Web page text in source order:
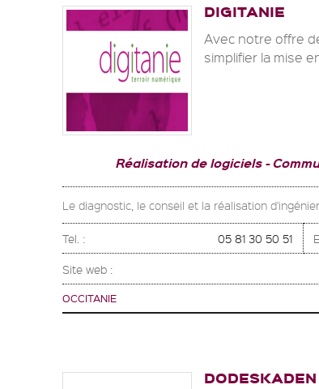
DIGITANIE
Avec notre offre
simplifier la mise
Réalisation de logiciels
Le diagnostic, le conseil et la réalisation
Tel. : 05 81 30 50 51
Site web :
OCCITANIE
DODESKADEN